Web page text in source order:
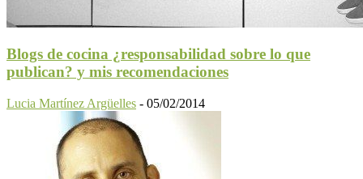
Blogs de cocina ¿responsabilidad sobre lo que
publican? y mis recomendaciones
Lucia Martínez Argüelles - 05/02/2014